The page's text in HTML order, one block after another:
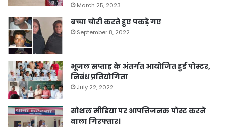
March 25, 2023
बच्चा चोरी करते हुए पकड़े गए
September 8, 2022
भूजल सप्ताह के अंतर्गत आयोजित हुई पोस्टर,
निबंध प्रतियोगिता
July 22, 2022
सोशल मीडिया पर आपत्तिजनक पोस्ट करने
वाला गिरफ्तार।